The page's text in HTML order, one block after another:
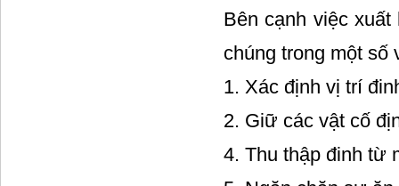
Bên cạnh việc
chúng trong một số
1. Xác định vị trí
2. Giữ các vật cố
4. Thu thập đinh từ